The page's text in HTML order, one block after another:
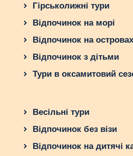
Гірськолижні тури
Відпочинок на морі
Відпочинок на островах
Відпочинок з дітьми
Тури в оксамитовий
Весільні тури
Відпочинок без візи
Відпочинок на дитячі